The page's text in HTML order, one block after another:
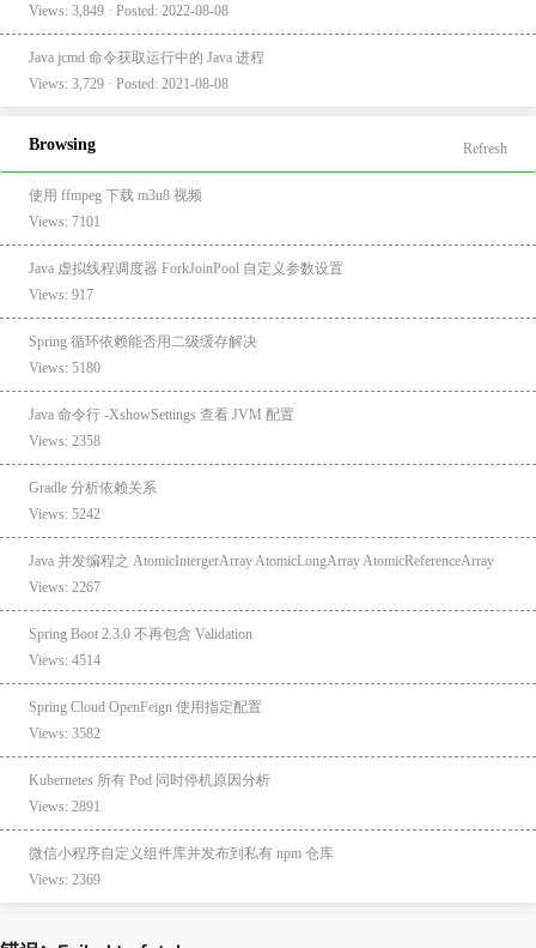
Views: 3,849 · Posted: 2022-08-08
Java jcmd 命令获取运行中的 Java 进程
Views: 3,729 · Posted: 2021-08-08
Browsing Refresh
使用 ffmpeg 下载 m3u8 视频
Views: 7101
Java 虚拟线程调度器 ForkJoinPool 自定义参数设置
Views: 917
Spring 循环依赖能否用二级缓存解决
Views: 5180
Java 命令行 -XshowSettings 查看 JVM 配置
Views: 2358
Gradle 分析依赖关系
Views: 5242
Java 并发编程之 AtomicIntergerArray AtomicLongArray AtomicReferenceArray
Views: 2267
Spring Boot 2.3.0 不再包含 Validation
Views: 4514
Spring Cloud OpenFeign 使用指定配置
Views: 3582
Kubernetes 所有 Pod 同时停机原因分析
Views: 2891
微信小程序自定义组件库并发布到私有 npm 仓库
Views: 2369